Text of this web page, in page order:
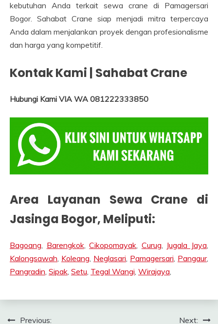
kebutuhan Anda terkait sewa crane di Pamagersari
Bogor. Sahabat Crane siap menjadi mitra terpercaya
Anda dalam menjalankan proyek dengan profesionalisme
dan harga yang kompetitif.
Kontak Kami | Sahabat Crane
Hubungi Kami VIA WA 081222333850
Area Layanan Sewa Crane di
Jasinga Bogor, Meliputi:
Bagoang Barengkok,Cikopomayak Curug Jugala Jaya
Kalongsawah Koleang Neglasari Pamagersari Pangaur,
Pangradin Sipak Setu Tegal Wangi Wirajaya
Previous: Next: